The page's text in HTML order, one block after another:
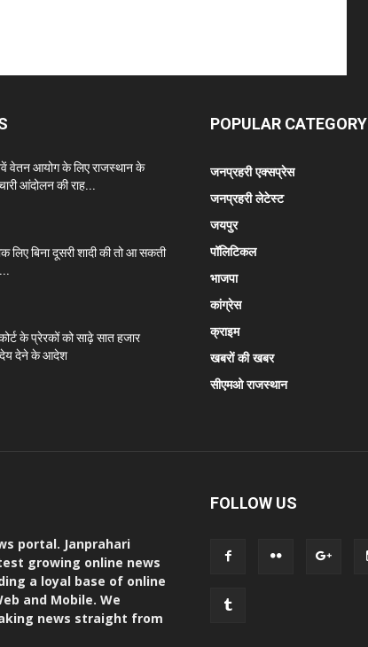
वेतन आयोग के लिए राजस्थान के
आंदोलन की राह...
लिए बिना दूसरी शादी की तो आ सकती
के प्रेरकों को साढ़े सात हजार
देने के आदेश
POPULAR CATEGORY
जनप्रहरी एक्सप्रेस
जनप्रहरी लेटेस्ट
जयपुर
पॉलिटिकल
भाजपा
कांग्रेस
क्राइम
खबरों की खबर
सीएमओ राजस्थान
portal. Janprahari
growing online news
a loyal base of online
and Mobile. We
news straight from
FOLLOW US